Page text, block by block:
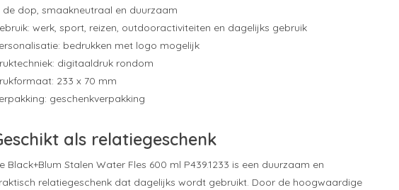
de dop, smaakneutraal en duurzaam
werk, sport, reizen, outdooractiviteiten en dagelijks gebruik
bedrukken met logo mogelijk
digitaaldruk rondom
233 x 70 mm
geschenkverpakking
als relatiegeschenk
Black+Blum Stalen Water Fles 600 ml P439.1233 is een duurzaam en
relatiegeschenk dat dagelijks wordt gebruikt. Door de hoogwaardige